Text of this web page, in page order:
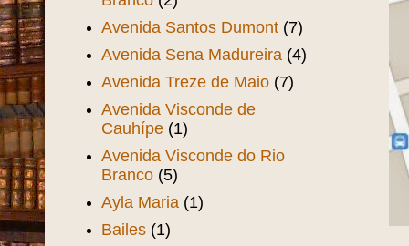
Avenida Santos Dumont (7)
Avenida Sena Madureira (4)
Avenida Treze de Maio (7)
Avenida Visconde de
Cauhípe (1)
Avenida Visconde do Rio
Branco (5)
Ayla Maria (1)
Bailes (1)